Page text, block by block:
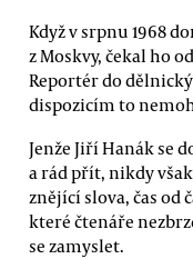
Když v srpnu 1968
z Moskvy, čekal ho
Reportér do
dispozicím to
Jenže Jiří Hanák se
a rád přít, nikdy
znějící slova, čas od
které čtenáře
se zamyslet.